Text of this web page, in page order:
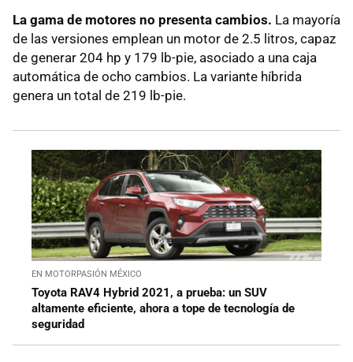
La gama de motores no presenta cambios. La mayoría
de las versiones emplean un motor de 2.5 litros, capaz
de generar 204 hp y 179 lb-pie, asociado a una caja
automática de ocho cambios. La variante híbrida
genera un total de 219 lb-pie.
EN MOTORPASIÓN MÉXICO
Toyota RAV4 Hybrid 2021, a prueba: un SUV
altamente eficiente, ahora a tope de tecnología de
seguridad